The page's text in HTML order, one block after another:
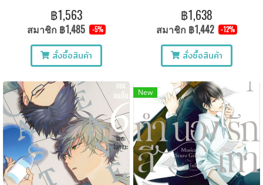
฿1,563
สมาชิก ฿1,485 -5%
สั่งซื้อสินค้า
ขั้วตรงข้ามต้องโคจรมาพบกัน!
฿1,638
สมาชิก ฿1,442 -12%
สั่งซื้อสินค้า
New